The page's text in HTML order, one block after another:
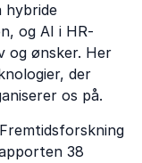
hybride
og AI i HR-
og ønsker. Her
der
os på.
38